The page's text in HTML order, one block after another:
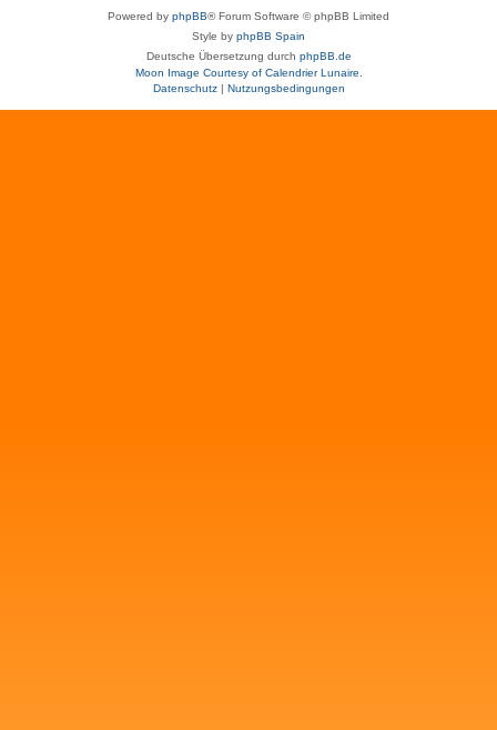
Powered by phpBB® Forum Software © phpBB Limited
Style by phpBB Spain
Deutsche Übersetzung durch phpBB.de
Moon Image Courtesy of Calendrier Lunaire.
Datenschutz| Nutzungsbedingungen